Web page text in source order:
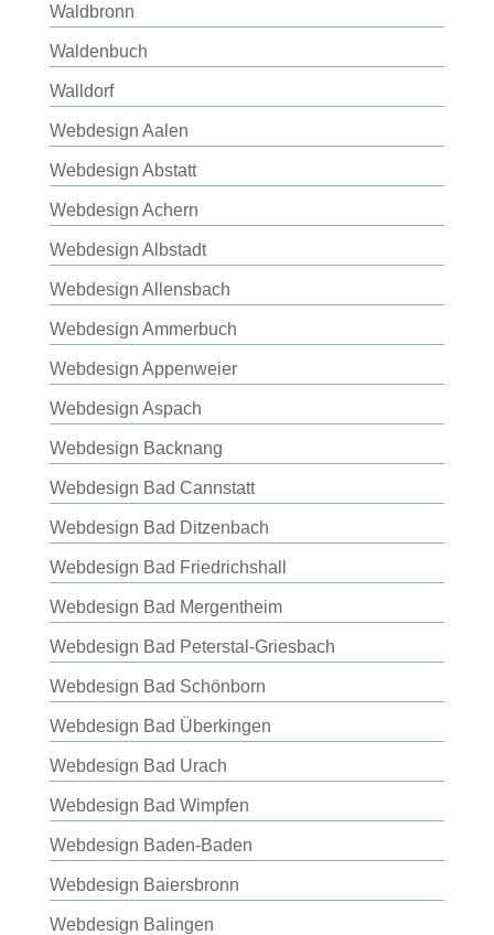
Waldbronn
Waldenbuch
Walldorf
Webdesign Aalen
Webdesign Abstatt
Webdesign Achern
Webdesign Albstadt
Webdesign Allensbach
Webdesign Ammerbuch
Webdesign Appenweier
Webdesign Aspach
Webdesign Backnang
Webdesign Bad Cannstatt
Webdesign Bad Ditzenbach
Webdesign Bad Friedrichshall
Webdesign Bad Mergentheim
Webdesign Bad Peterstal-Griesbach
Webdesign Bad Schönborn
Webdesign Bad Überkingen
Webdesign Bad Urach
Webdesign Bad Wimpfen
Webdesign Baden-Baden
Webdesign Baiersbronn
Webdesign Balingen